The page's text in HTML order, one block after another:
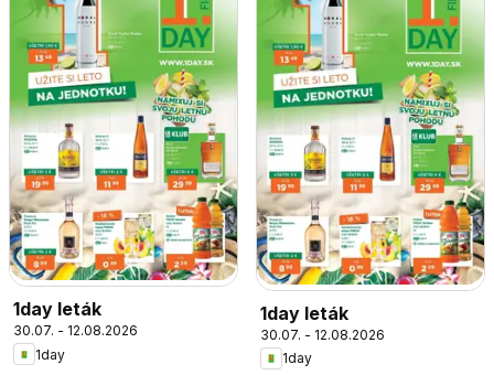
1day leták
30.07. - 12.08.2026
1day
1day leták
30.07. - 12.08.2026
1day